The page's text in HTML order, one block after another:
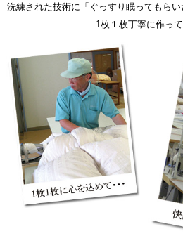
洗練された技術に「ぐっすり眠ってもらい
1枚１枚丁寧に作って